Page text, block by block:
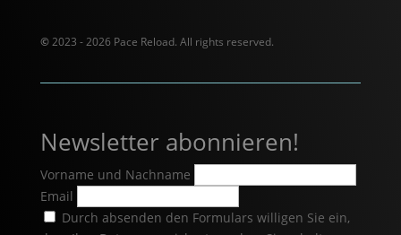
©2023 - 2026 Pace Reload. All rights reserved.
Newsletter abonnieren!
Vorname und Nachname
Email
Durch absenden den Formulars willigen Sie ein,